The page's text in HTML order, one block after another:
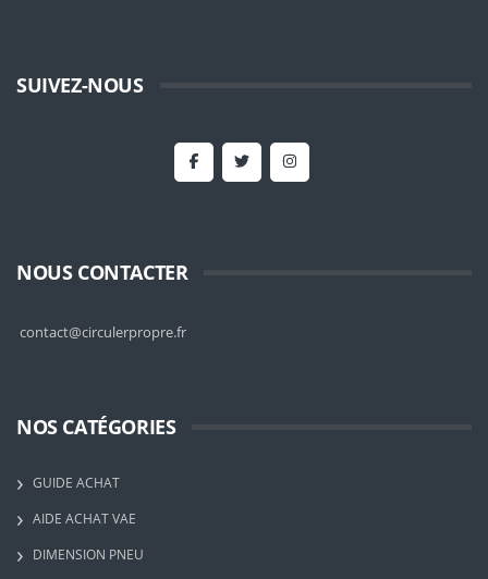
SUIVEZ-NOUS
NOUS CONTACTER
contact@circulerpropre.fr
NOS CATÉGORIES
GUIDE ACHAT
AIDE ACHAT VAE
DIMENSION PNEU